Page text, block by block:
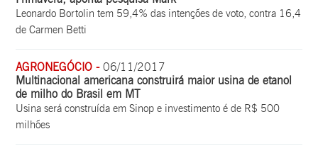
Leonardo Bortolin tem 59,4% das intenções de voto, contra 16,4
de Carmen Betti
AGRONEGÓCIO -06/11/2017
Multinacional americana construirá maior usina de etanol
de milho do Brasil em MT
Usina será construída em Sinop e investimento é de R$ 500
milhões